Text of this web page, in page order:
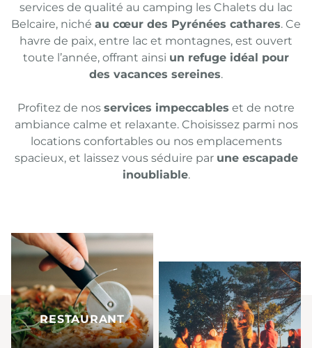
services de qualité au camping les Chalets du lac
Belcaire, niché au cœur des Pyrénées cathares. Ce
havre de paix, entre lac et montagnes, est ouvert
toute l’année, offrant ainsi un refuge idéal pour
des vacances sereines.
Profitez de nos services impeccables et de notre
ambiance calme et relaxante. Choisissez parmi nos
locations confortables ou nos emplacements
spacieux, et laissez vous séduire par une escapade
inoubliable.
RESTAURANT